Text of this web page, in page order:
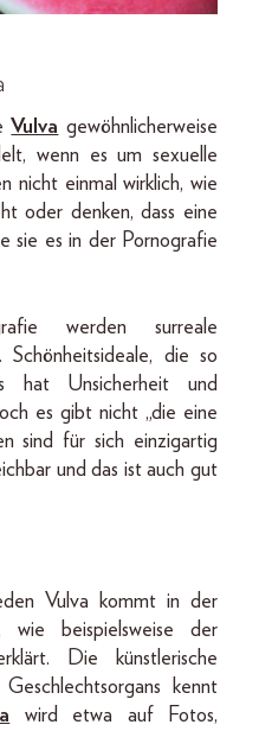
Vulva gewöhnlicherweise
wenn es um sexuelle
nicht einmal wirklich, wie
oder denken, dass eine
sie es in der Pornografie
werden surreale
Schönheitsideale, die so
hat Unsicherheit und
es gibt nicht „die eine
sind für sich einzigartig
und das ist auch gut
Vulva kommt in der
wie beispielsweise der
Die künstlerische
kennt
wird etwa auf Fotos,